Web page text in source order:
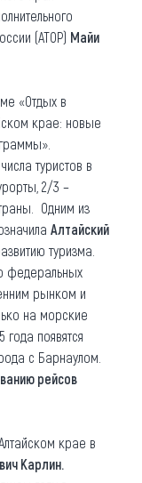
(АТОР) Майи
«Отдых в
крае: новые
туристов в
2/3 –
Одним из
Алтайский
туризма.
федеральных
рынком и
на морские
появятся
с Барнаулом.
рейсов
крае в
Карлин.